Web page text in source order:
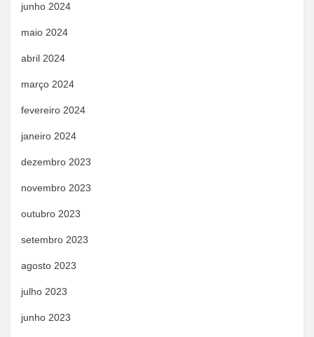
junho 2024
maio 2024
abril 2024
março 2024
fevereiro 2024
janeiro 2024
dezembro 2023
novembro 2023
outubro 2023
setembro 2023
agosto 2023
julho 2023
junho 2023